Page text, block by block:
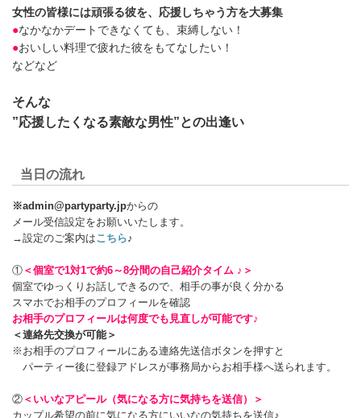
女性の皆様には頑張る彼を、応援しちゃう方を大募集
●なかなかデートできなくても、束縛しない！
●おいしい料理で疲れた彼をもてなしたい！
などなど
そんな
”応援したくなる素敵な男性”との出逢い
当日の流れ
※admin@partyparty.jpからの
メール受信設定をお願いいたします。
→設定のご案内はこちら♪
① ＜個室で1対1で約6～8分間の自己紹介タイム ♪＞
個室でゆっくりお話しできるので、相手の事が良く分かる
スマホでお相手のプロフィールを確認
お相手のプロフィールは何度でも見直しが可能です♪
＜連絡先交換が可能＞
※お相手のプロフィールにある連絡先送信ボタンを押すと
パーティー後に登録アドレスが事務局からお相手様へ送られます。
② ＜いいなアピール（気になる方に気持ちを送信）＞
カップル希望の前に気になる方にいいなの気持ちを送信♪